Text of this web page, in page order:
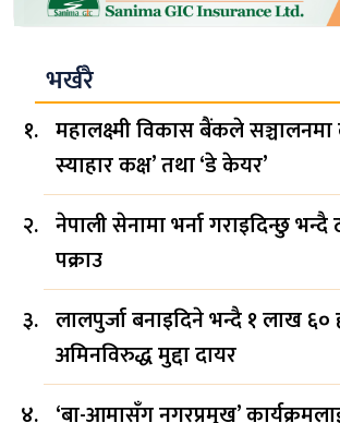
भर्खरै
महालक्ष्मी विकास बैंकले सञ्चालनमा
स्याहार कक्ष’ तथा ‘डे केयर’
नेपाली सेनामा भर्ना गराइदिन्छु भन्दै
पक्राउ
लालपुर्जा बनाइदिने भन्दै १ लाख
अमिनविरुद्ध मुद्दा दायर
‘बा-आमासँग नगरप्रमुख’